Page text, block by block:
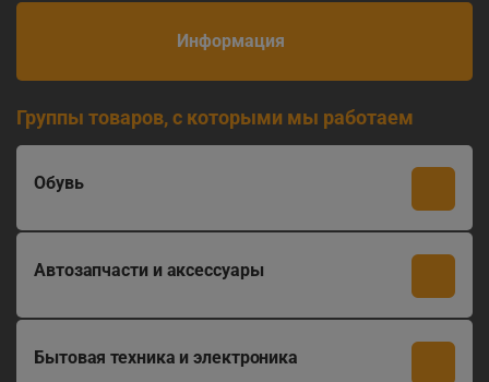
Информация
Группы товаров, с которыми мы работаем
Обувь
Автозапчасти и аксессуары
Бытовая техника и электроника